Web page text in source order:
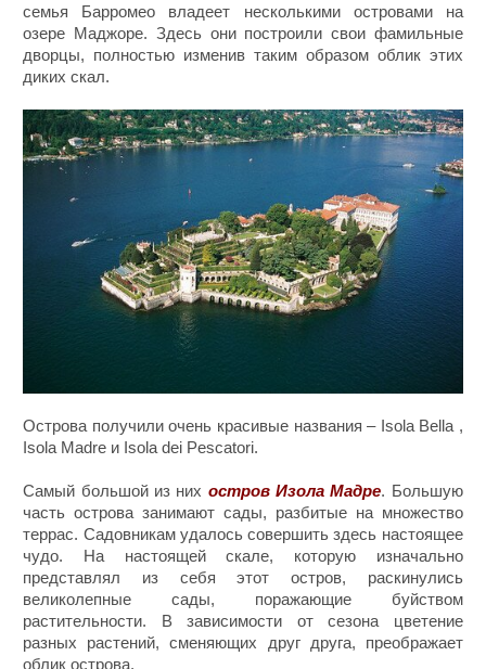
семья Барромео владеет несколькими островами на
озере Маджоре. Здесь они построили свои фамильные
дворцы, полностью изменив таким образом облик этих
диких скал.
Острова получили очень красивые названия – Isola Bella ,
Isola Madre и Isola dei Pescatori.
Самый большой из них остров Изола Мадре. Большую
часть острова занимают сады, разбитые на множество
террас. Садовникам удалось совершить здесь настоящее
чудо. На настоящей скале, которую изначально
представлял из себя этот остров, раскинулись
великолепные сады, поражающие буйством
растительности. В зависимости от сезона цветение
разных растений, сменяющих друг друга, преображает
облик острова.